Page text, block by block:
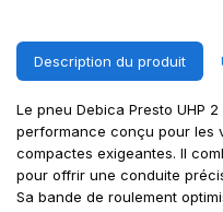
Description du produit
Le pneu Debica Presto UHP
performance conçu pour les
compactes exigeantes. Il
pour offrir une conduite
Sa bande de roulement